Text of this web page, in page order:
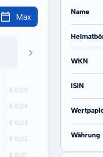
Max Name
WKN
ISIN
Währung